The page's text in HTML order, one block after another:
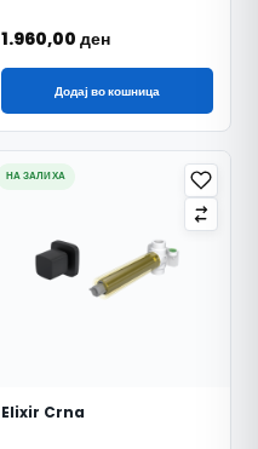
1.960,00 ден
Додај во кошница
НА ЗАЛИХА
Elixir Crna